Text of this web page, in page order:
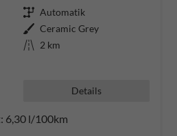
Getriebe Automatik
Außenfarbe Ceramic Grey
Kilometerstand 2 km
Details
6,30 l/100km